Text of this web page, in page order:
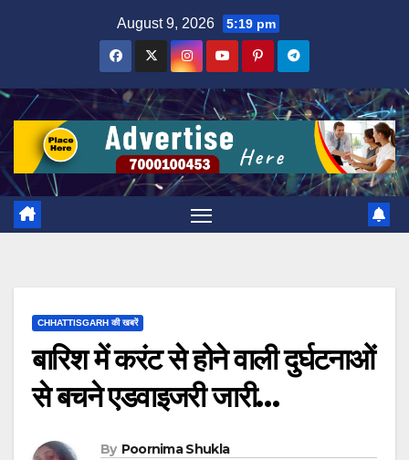
August 9, 2026 5:19 pm
CHHATTISGARH की खबरें
बारिश में करंट से होने वाली दुर्घटनाओं
से बचने एडवाइजरी जारी…
By Poornima Shukla